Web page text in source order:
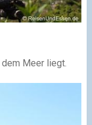
Meer liegt.